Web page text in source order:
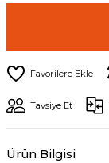
Tavsiye Et
Ürün Bilgisi